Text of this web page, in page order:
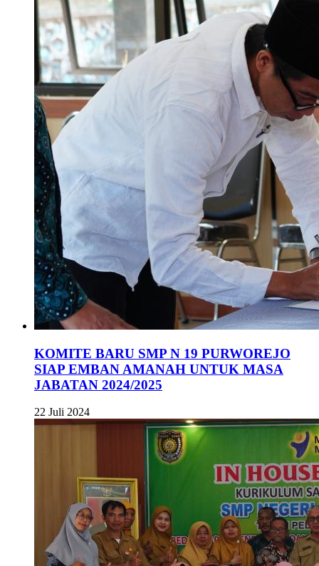
KOMITE BARU SMP N 19 PURWOREJO
SIAP EMBAN AMANAH UNTUK MASA
JABATAN 2024/2025
22 Juli 2024